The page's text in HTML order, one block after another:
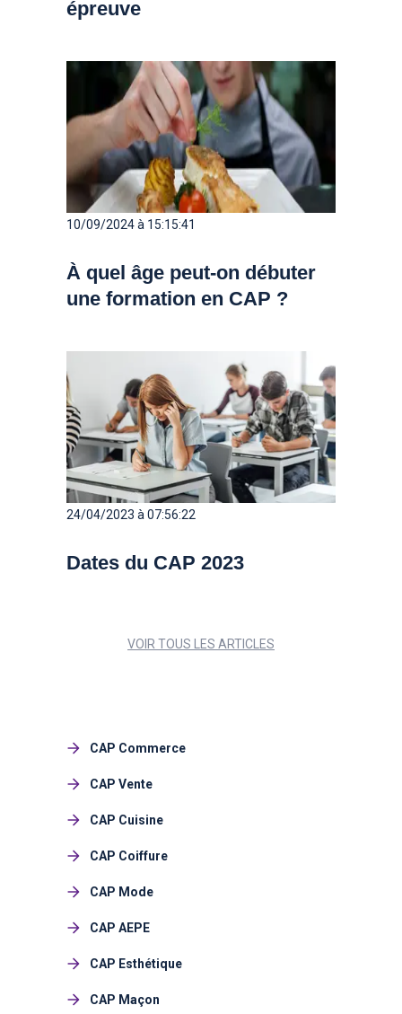
épreuve
10/09/2024 à 15:15:41
À quel âge peut-on débuter
une formation en CAP ?
24/04/2023 à 07:56:22
Dates du CAP 2023
VOIR TOUS LES ARTICLES
CAP Commerce
CAP Vente
CAP Cuisine
CAP Coiffure
CAP Mode
CAP AEPE
CAP Esthétique
CAP Maçon